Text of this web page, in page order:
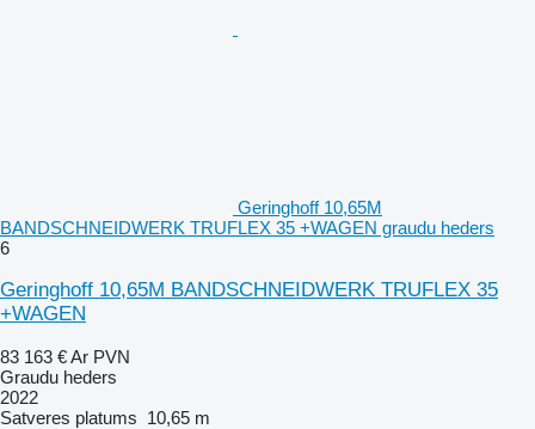
Geringhoff 10,65M
BANDSCHNEIDWERK TRUFLEX 35 +WAGEN graudu heders
6
Geringhoff 10,65M BANDSCHNEIDWERK TRUFLEX 35
+WAGEN
83 163 €Ar PVN
Graudu heders
2022
Satveres platums 10,65 m